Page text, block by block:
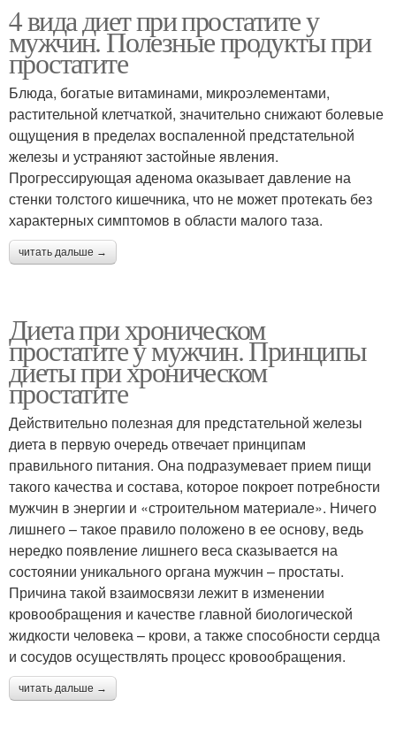
4 вида диет при простатите у
мужчин. Полезные продукты при
простатите
Блюда, богатые витаминами, микроэлементами,
растительной клетчаткой, значительно снижают болевые
ощущения в пределах воспаленной предстательной
железы и устраняют застойные явления.
Прогрессирующая аденома оказывает давление на
стенки толстого кишечника, что не может протекать без
характерных симптомов в области малого таза.
читать дальше →
Диета при хроническом
простатите у мужчин. Принципы
диеты при хроническом
простатите
Действительно полезная для предстательной железы
диета в первую очередь отвечает принципам
правильного питания. Она подразумевает прием пищи
такого качества и состава, которое покроет потребности
мужчин в энергии и «строительном материале». Ничего
лишнего – такое правило положено в ее основу, ведь
нередко появление лишнего веса сказывается на
состоянии уникального органа мужчин – простаты.
Причина такой взаимосвязи лежит в изменении
кровообращения и качестве главной биологической
жидкости человека – крови, а также способности сердца
и сосудов осуществлять процесс кровообращения.
читать дальше →